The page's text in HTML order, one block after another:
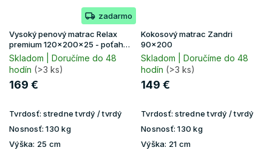
zadarmo
Vysoký penový matrac Relax
premium 120x200x25 - poťah
Lavender
Skladom | Doručíme do 48
hodín (>3 ks)
169 €
Tvrdosť: stredne tvrdý / tvrdý
Nosnosť: 130 kg
Výška: 25 cm
Kokosový matrac Zandri
90x200
Skladom | Doručíme do 48
hodín (>3 ks)
149 €
Tvrdosť: stredne tvrdý / tvrdý
Nosnosť: 130 kg
Výška: 21 cm